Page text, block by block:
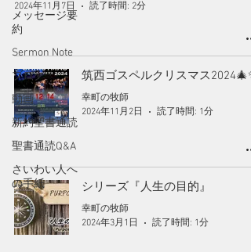
メッセージ要
約
Sermon Note
ブログ
動画
新約聖書通読
聖書通読Q&A
さいわい人へ
の手紙
2024年11月7日
読了時間: 2分
筑西ゴスペルクリスマス2024🎄✨
幸町の牧師
2024年11月2日
読了時間: 1分
シリーズ『人生の目的』
幸町の牧師
2024年3月1日
読了時間: 1分